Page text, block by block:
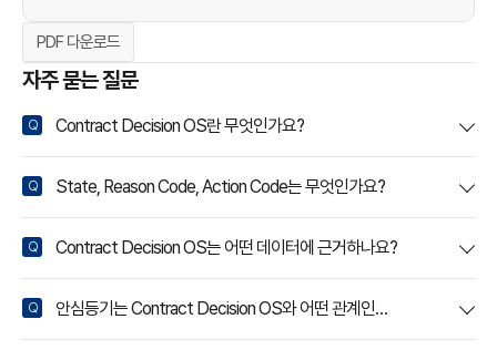
PDF 다운로드
자주 묻는 질문
Contract Decision OS란 무엇인가요?
State, Reason Code, Action Code는 무엇인가요?
Contract Decision OS는 어떤 데이터에 근거하나요?
안심등기는 Contract Decision OS와 어떤 관계인가요?
n
r
c
r
i
k
j
d